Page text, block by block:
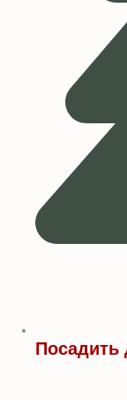
Посадить